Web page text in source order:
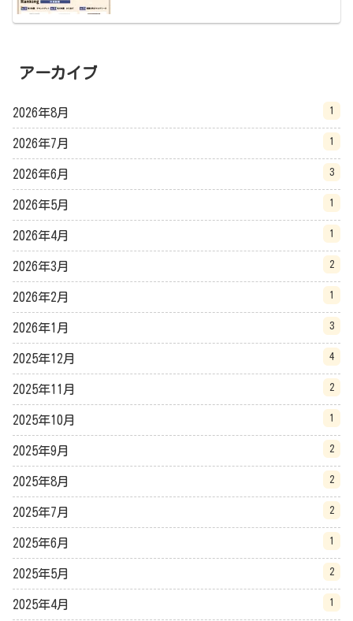
アーカイブ
2026年8月 1
2026年7月 1
2026年6月 3
2026年5月 1
2026年4月 1
2026年3月 2
2026年2月 1
2026年1月 3
2025年12月 4
2025年11月 2
2025年10月 1
2025年9月 2
2025年8月 2
2025年7月 2
2025年6月 1
2025年5月 2
2025年4月 1